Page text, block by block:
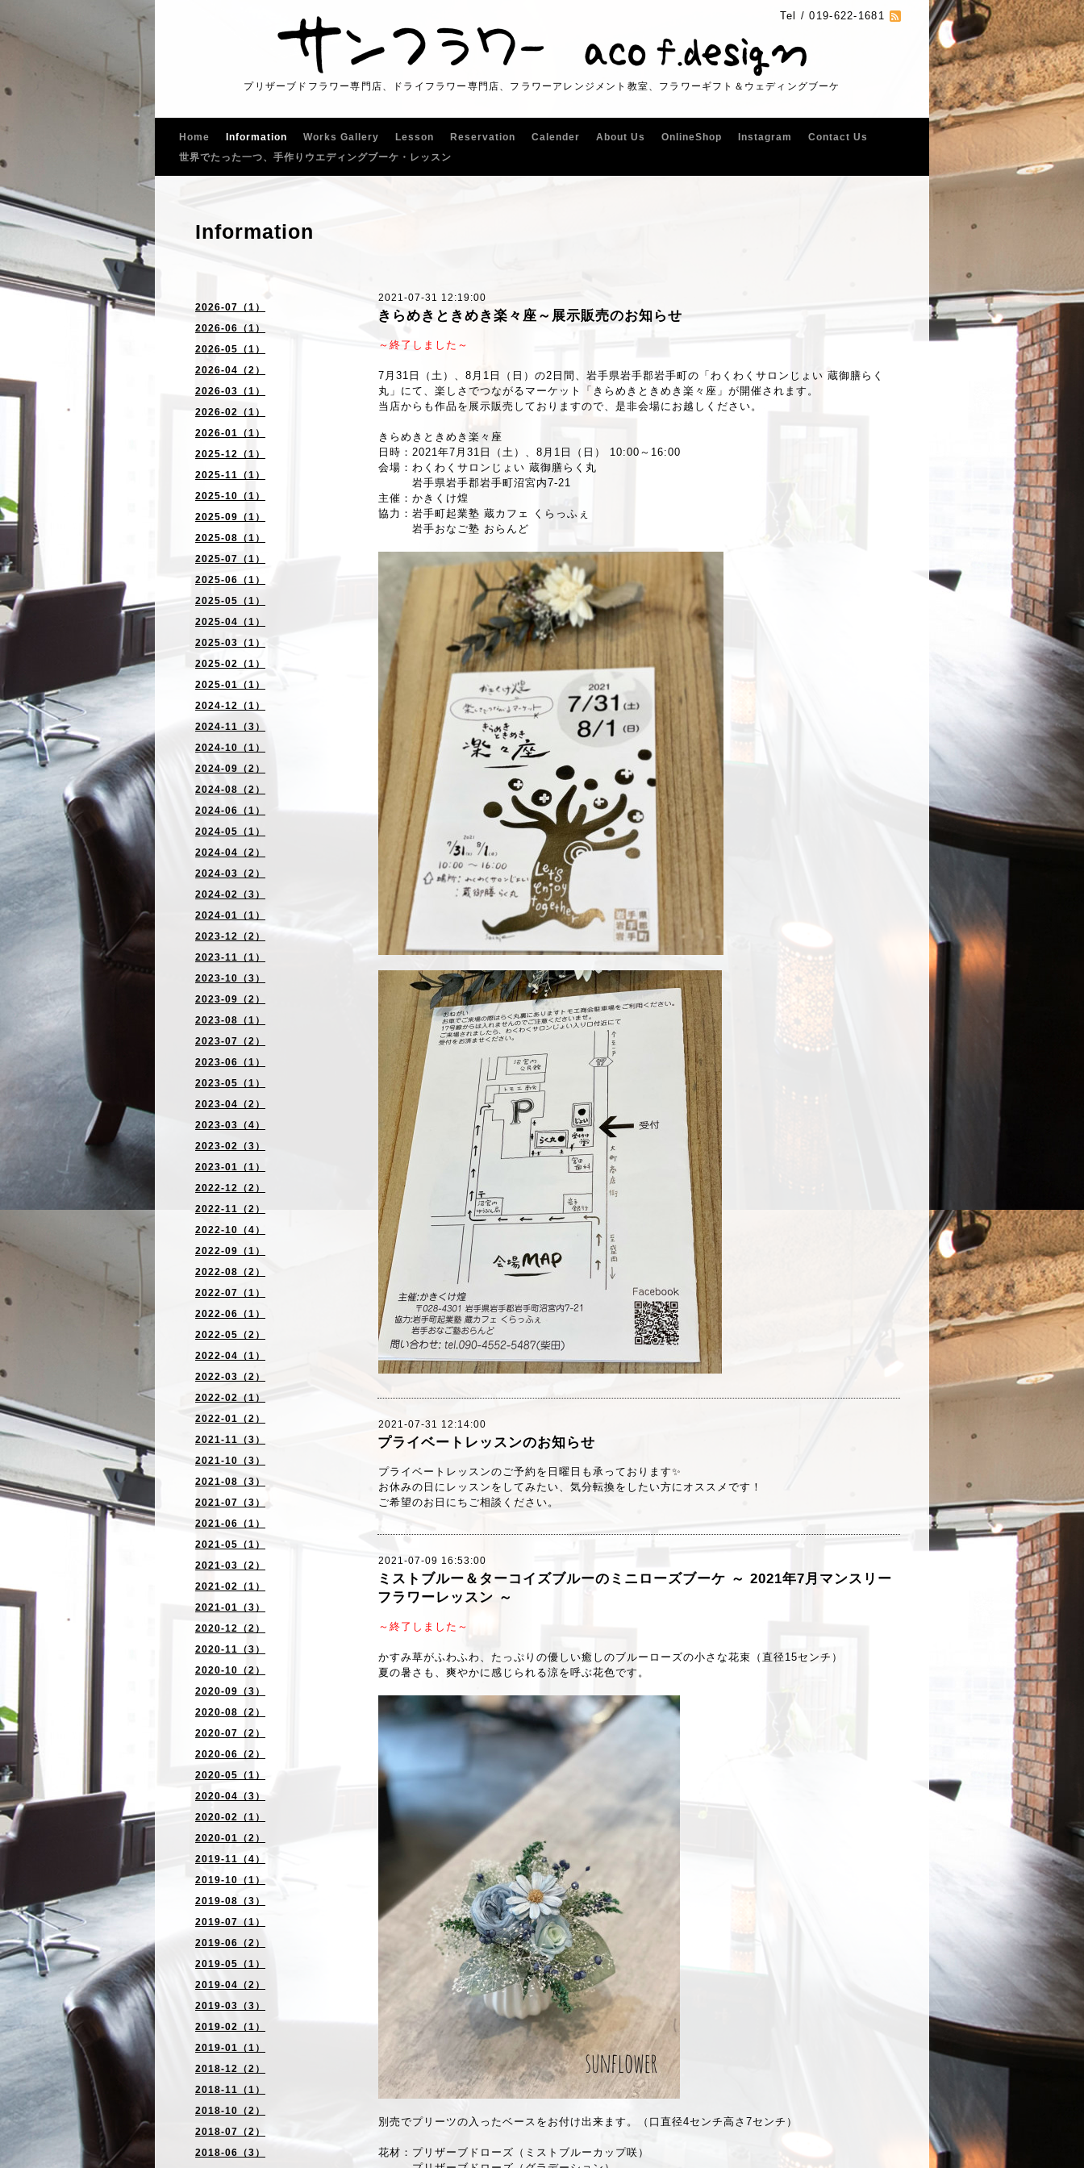
Tel /019-622-1681
プリザーブドフラワー専門店、ドライフラワー専門店、フラワーアレンジメント教室、フラワーギフト＆ウェディングブーケ
Home Information Works Gallery Lesson Reservation Calender About Us OnlineShop Instagram
Contact Us
世界でたった一つ、手作りウエディングブーケ・レッスン
2026-07（1）
2026-06（1）
2026-05（1）
2026-04（2）
2026-03（1）
2026-02（1）
2026-01（1）
2025-12（1）
2025-11（1）
2025-10（1）
2025-09（1）
2025-08（1）
2025-07（1）
2025-06（1）
2025-05（1）
2025-04（1）
2025-03（1）
2025-02（1）
2025-01（1）
2024-12（1）
2024-11（3）
2024-10（1）
2024-09（2）
2024-08（2）
2024-06（1）
2024-05（1）
2024-04（2）
2024-03（2）
2024-02（3）
2024-01（1）
2023-12（2）
2023-11（1）
2023-10（3）
2023-09（2）
2023-08（1）
2023-07（2）
2023-06（1）
2023-05（1）
2023-04（2）
2023-03（4）
2023-02（3）
2023-01（1）
2022-12（2）
2022-11（2）
2022-10（4）
2022-09（1）
2022-08（2）
2022-07（1）
2022-06（1）
2022-05（2）
2022-04（1）
2022-03（2）
2022-02（1）
2022-01（2）
2021-11（3）
2021-10（3）
2021-08（3）
2021-07（3）
2021-06（1）
2021-05（1）
2021-03（2）
2021-02（1）
2021-01（3）
2020-12（2）
2020-11（3）
2020-10（2）
2020-09（3）
2020-08（2）
2020-07（2）
2020-06（2）
2020-05（1）
2020-04（3）
2020-02（1）
2020-01（2）
2019-11（4）
2019-10（1）
2019-08（3）
2019-07（1）
2019-06（2）
2019-05（1）
2019-04（2）
2019-03（3）
2019-02（1）
2019-01（1）
2018-12（2）
2018-11（1）
2018-10（2）
2018-07（2）
2018-06（3）
Information
2021-07-31 12:19:00
きらめきときめき楽々座～展示販売のお知らせ
～終了しました～
7月31日（土）、8月1日（日）の2日間、岩手県岩手郡岩手町の「わくわくサロンじょい 蔵御膳らく
丸」にて、楽しさでつながるマーケット「きらめきときめき楽々座」が開催されます。
当店からも作品を展示販売しておりますので、是非会場にお越しください。
きらめきときめき楽々座
日時：2021年7月31日（土）、8月1日（日） 10:00～16:00
会場：わくわくサロンじょい 蔵御膳らく丸
岩手県岩手郡岩手町沼宮内7-21
主催：かきくけ煌
協力：岩手町起業塾 蔵カフェ くらっふぇ
岩手おなご塾 おらんど
2021-07-31 12:14:00
プライベートレッスンのお知らせ
プライベートレッスンのご予約を日曜日も承っております✨
お休みの日にレッスンをしてみたい、気分転換をしたい方にオススメです！
ご希望のお日にちご相談ください。
2021-07-09 16:53:00
ミストブルー＆ターコイズブルーのミニローズブーケ ～ 2021年7月マンスリー
フラワーレッスン ～
～終了しました～
かすみ草がふわふわ、たっぷりの優しい癒しのブルーローズの小さな花束（直径15センチ）
夏の暑さも、爽やかに感じられる涼を呼ぶ花色です。
別売でプリーツの入ったベースをお付け出来ます。（口直径4センチ高さ7センチ）
花材：プリザーブドローズ（ミストブルーカップ咲）